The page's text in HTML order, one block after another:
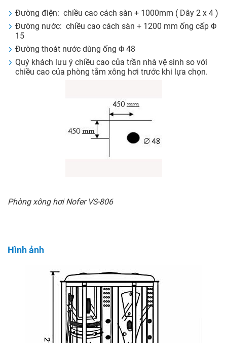
Đường điện: chiều cao cách sàn + 1000mm ( Dây 2 x 4 )
Đường nước: chiều cao cách sàn + 1200 mm ống cấp Φ
15
Đường thoát nước dùng ống Φ 48
Quý khách lưu ý chiều cao của trần nhà vệ sinh so với
chiều cao của phòng tắm xông hơi trước khi lựa chọn.
Phòng xông hơi Nofer VS-806
Hình ảnh